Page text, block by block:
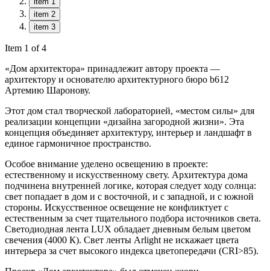
item 2
item 3
Item 1 of 4
«Дом архитектора» принадлежит автору проекта —
архитектору и основателю архитектурного бюро b612
Артемию Шаронову.
Этот дом стал творческой лабораторией, «местом силы» для
реализации концепции «дизайна загородной жизни». Эта
концепция объединяет архитектуру, интерьер и ландшафт в
единое гармоничное пространство.
Особое внимание уделено освещению в проекте:
естественному и искусственному свету. Архитектура дома
подчинена внутренней логике, которая следует ходу солнца:
свет попадает в дом и с восточной, и с западной, и с южной
стороны. Искусственное освещение не конфликтует с
естественным за счет тщательного подбора источников света.
Светодиодная лента LUX обладает дневным белым цветом
свечения (4000 К). Свет ленты Arlight не искажает цвета
интерьера за счет высокого индекса цветопередачи (CRI>85).